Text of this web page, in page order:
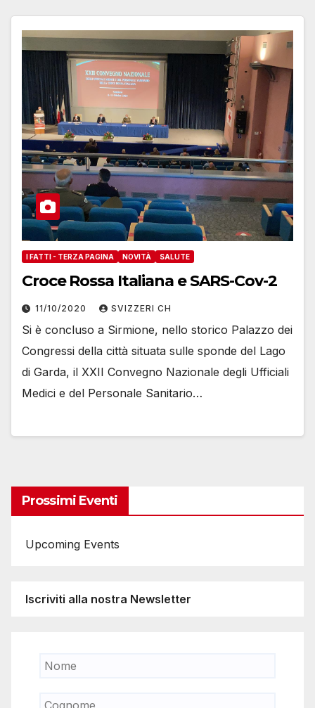
I FATTI - TERZA PAGINA NOVITÀ SALUTE
Croce Rossa Italiana e SARS-Cov-2
11/10/2020 SVIZZERI CH
Si è concluso a Sirmione, nello storico Palazzo dei
Congressi della città situata sulle sponde del Lago
di Garda, il XXII Convegno Nazionale degli Ufficiali
Medici e del Personale Sanitario…
Prossimi Eventi
Upcoming Events
Iscriviti alla nostra Newsletter